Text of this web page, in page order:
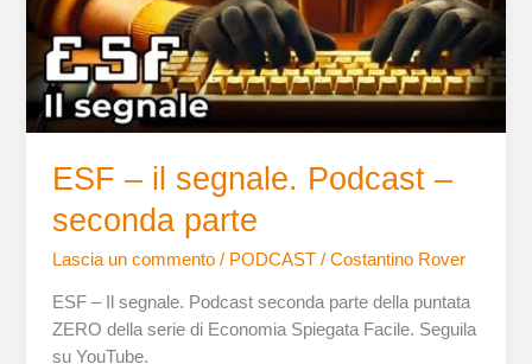
ESF – il segnale. Podcast –
seconda parte
Lascia un commento / PODCAST /Costantino Rover
ESF – Il segnale. Podcast seconda parte della puntata
ZERO della serie di Economia Spiegata Facile. Seguila
su YouTube.
–
seconda
parte